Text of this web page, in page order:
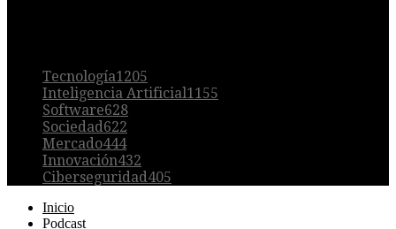
Tecnología1205
Inteligencia Artificial1155
Software628
Sociedad622
Mercado444
Innovación432
Ciberseguridad405
Inicio
Podcast